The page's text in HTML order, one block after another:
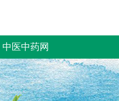
中医中药网
•二香三建汤
•杨氏神柏散
•苏青丸
•定神琥珀丸